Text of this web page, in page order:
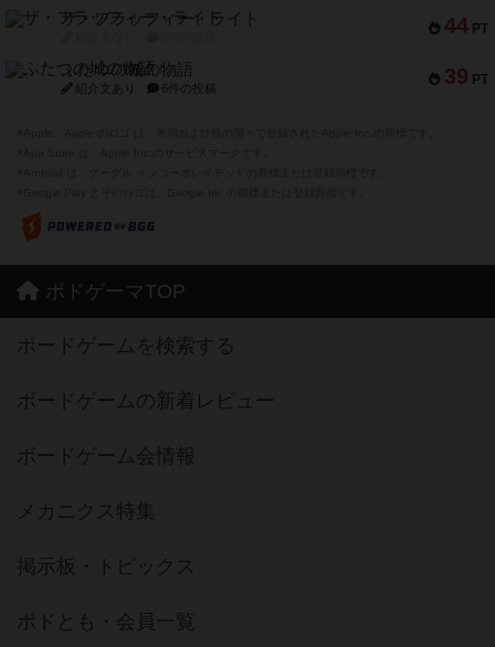
44 PT
ザ・フラッフィー・ライト
39 PT
ふたつの城の物語
紹介文あり 6件の投稿
ボドゲーマTOP
ボードゲームを検索する
ボードゲームの新着レビュー
ボードゲーム会情報
メカニクス特集
掲示板・トピックス
ボドとも・会員一覧